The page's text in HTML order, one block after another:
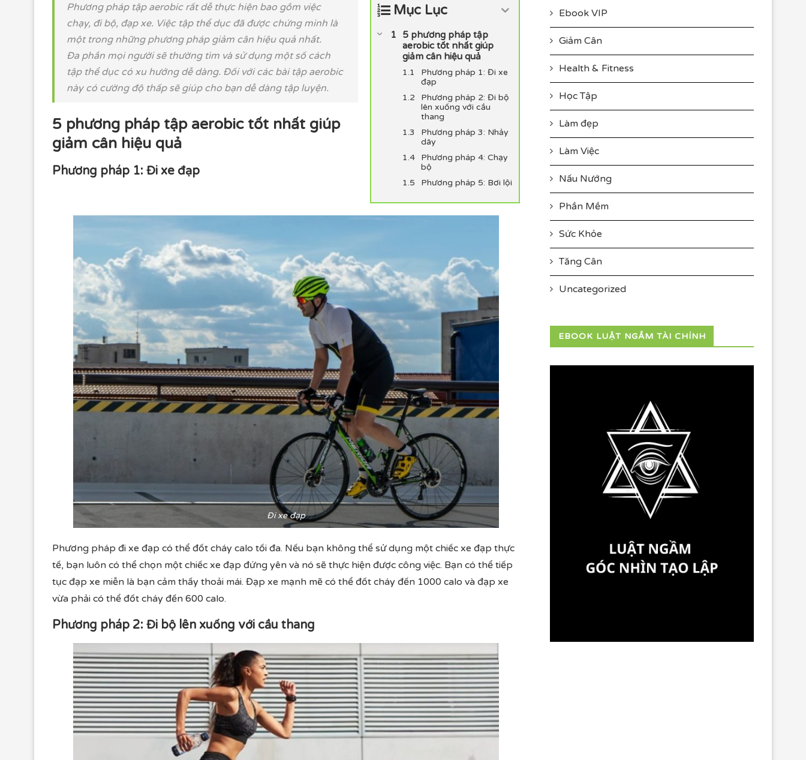
Mục Lục
5 phương pháp tập
aerobic tốt nhất giúp
giảm cân hiệu quả
Phương pháp 1: Đi xe
đạp
Phương pháp 2: Đi bộ
lên xuống với cầu
thang
Phương pháp 3: Nhảy
dây
Phương pháp 4: Chạy
bộ
Phương pháp 5: Bơi lội
Phương pháp tập aerobic rất dễ thực hiện bao gồm việc
chạy, đi bộ, đạp xe. Việc tập thể dục đã được chứng minh là
một trong những phương pháp giảm cân hiệu quả nhất.
Đa phần mọi người sẽ thường tìm và sử dụng một số cách
tập thể dục có xu hướng dễ dàng. Đối với các bài tập aerobic
này có cường độ thấp sẽ giúp cho bạn dễ dàng tập luyện.
5 phương pháp tập aerobic tốt nhất giúp
giảm cân hiệu quả
Phương pháp 1: Đi xe đạp
Đi xe đạp
Phương pháp đi xe đạp có thể đốt cháy calo tối đa. Nếu bạn không thể sử dụng một chiếc xe đạp thực
tế, bạn luôn có thể chọn một chiếc xe đạp đứng yên và nó sẽ thực hiện được công việc. Bạn có thể tiếp
tục đạp xe miễn là bạn cảm thấy thoải mái. Đạp xe mạnh mẽ có thể đốt cháy đến 1000 calo và đạp xe
vừa phải có thể đốt cháy đến 600 calo.
Phương pháp 2: Đi bộ lên xuống với cầu thang
Ebook VIP
Giảm Cân
Health & Fitness
Học Tập
Làm đẹp
Làm Việc
Nấu Nướng
Phần Mềm
Sức Khỏe
Tăng Cân
Uncategorized
EBOOK LUẬT NGẦM TÀI CHÍNH